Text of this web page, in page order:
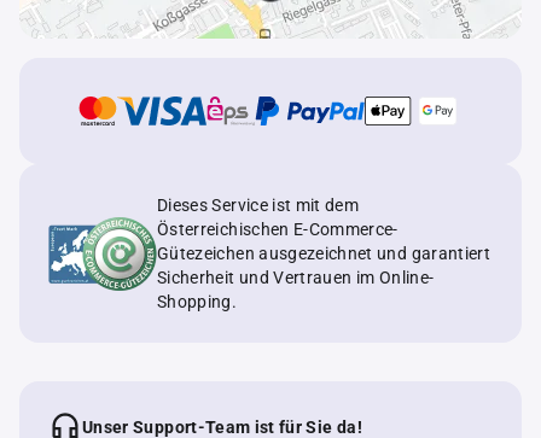
Dieses Service ist mit dem
Österreichischen E-Commerce-
Gütezeichen ausgezeichnet und garantiert
Sicherheit und Vertrauen im Online-
Shopping.
Unser Support-Team ist für Sie da!